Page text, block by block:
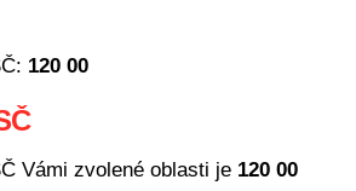
120 00
Vámi zvolené oblasti je 120 00